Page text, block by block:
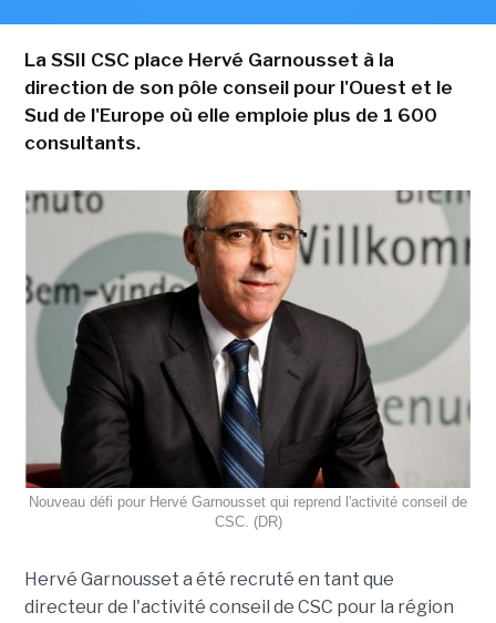
La SSII CSC place Hervé Garnousset à la
direction de son pôle conseil pour l'Ouest et le
Sud de l'Europe où elle emploie plus de 1 600
consultants.
Nouveau défi pour Hervé Garnousset qui reprend l'activité conseil de
CSC. (DR)
Hervé Garnousset a été recruté en tant que
directeur de l'activité conseil de CSC pour la région